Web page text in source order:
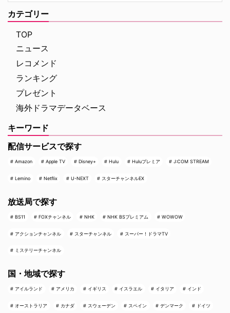
カテゴリー
TOP
ニュース
レコメンド
ランキング
プレゼント
海外ドラマデータベース
キーワード
配信サービスで探す
Amazon Apple TV Disney+ Hulu Huluプレミア J:COM STREAM
Lemino Netflix U-NEXT スターチャンネルEX
放送局で探す
BS11 FOXチャンネル NHK NHK BSプレミアム WOWOW
アクションチャンネル スターチャンネル スーパー！ドラマTV
ミステリーチャンネル
国・地域で探す
アイルランド アメリカ イギリス イスラエル イタリア インド
オーストラリア カナダ スウェーデン スペイン デンマーク ドイツ